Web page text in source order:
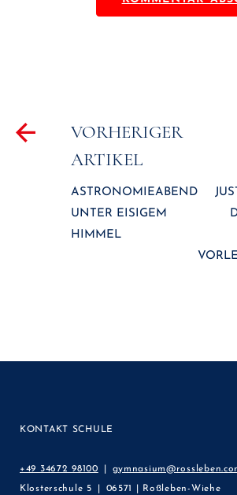
Beitragsnavigation
VORHERIGER
ARTIKEL
ASTRONOMIEABEND
UNTER EISIGEM
HIMMEL
KONTAKT SCHULE
+49 34672 98100
Klosterschule 5 06571 | Roßleben-Wiehe